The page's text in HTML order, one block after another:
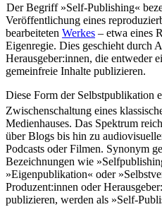
Der Begriff »Self-Publishing«
Veröffentlichung eines
bearbeiteten Werkes – etwa eines
Eigenregie. Dies geschieht durch
Herausgeber:innen, die entweder
gemeinfreie Inhalte publizieren.
Diese Form der Selbstpublikation
Zwischenschaltung eines
Medienhauses. Das Spektrum
über Blogs bis hin zu
Podcasts oder Filmen. Synonym
Bezeichnungen wie
»Eigenpublikation« oder
Produzent:innen oder
publizieren, werden als »Self-